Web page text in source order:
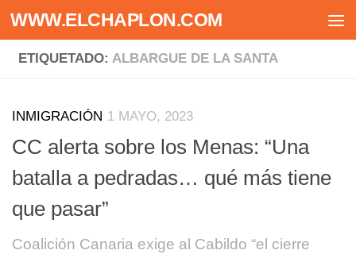
Saltar al contenido
WWW.ELCHAPLON.COM
ETIQUETADO: ALBARGUE DE LA SANTA
INMIGRACIÓN 1 MAYO, 2023
CC alerta sobre los Menas: “Una
batalla a pedradas… qué más tiene
que pasar”
Coalición Canaria exige al Cabildo “el cierre